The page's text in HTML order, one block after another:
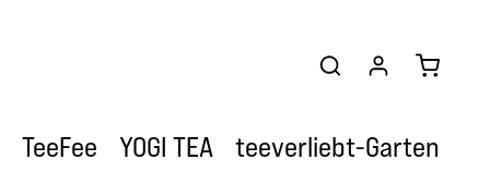
TeeFee YOGI TEA teeverliebt-Garten